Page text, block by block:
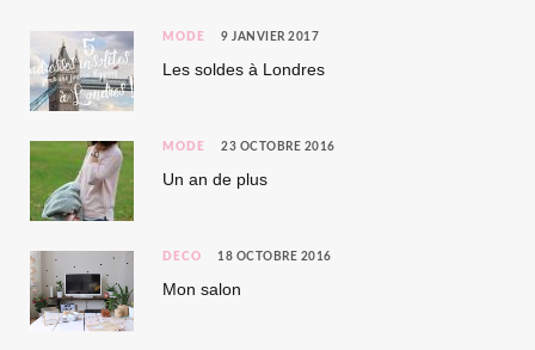
MODE 9 JANVIER 2017
Les soldes à Londres
MODE 23 OCTOBRE 2016
Un an de plus
DÉCO 18 OCTOBRE 2016
Mon salon